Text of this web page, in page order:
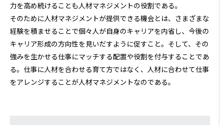
力を高め続けることも人材マネジメントの役割である。
そのために人材マネジメントが提供できる機会とは、さまざまな
経験を積ませることで個々人が自身のキャリアを内省し、今後の
キャリア形成の方向性を見いだすように促すこと。そして、その
強みを生かせる仕事にマッチする配置や役割を付与することであ
る。仕事に人材を合わせる育て方ではなく、人材に合わせて仕事
をアレンジすることが人材マネジメントなのである。